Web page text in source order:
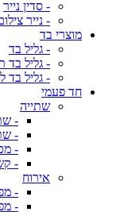
- סדין נייר
- נייר
מוצרי בד
- גליל בד
- גליל בד
- גליל בד
חד פעמי
שתייה
-
-
-
-
אירוח
-
-